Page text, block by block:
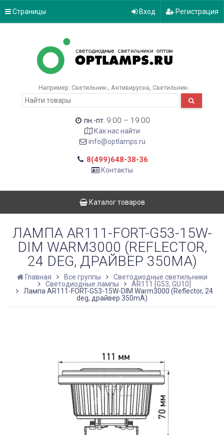
Страницы Вход Регистрация
Например: Светильник- Антивирусна Светильник-
пн.-пт. 9:00 – 19:00
Как нас найти
info@optlamps.ru
8(499)648-38-36
Контакты
Каталог товаров
ЛАМПА AR111-FORT-G53-15W-
DIM WARM3000 (REFLECTOR,
24 DEG, ДРАЙВЕР 350MA)
Главная Все группы
Светодиодные светильники
Светодиодные лампы
AR111 [G53, GU10]
Лампа AR111-FORT-G53-15W-DIM Warm3000 (Reflector, 24
deg, драйвер 350mA)